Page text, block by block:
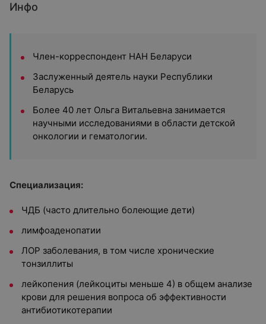
Инфо
Член-корреспондент НАН Беларуси
Заслуженный деятель науки Республики
Беларусь
Более 40 лет Ольга Витальевна занимается
научными исследованиями в области детской
онкологии и гематологии.
Специализация:
ЧДБ (часто длительно болеющие дети)
лимфоаденопатии
ЛОР заболевания, в том числе хронические
тонзиллиты
лейкопения (лейкоциты меньше 4) в общем анализе
крови для решения вопроса об эффективности
антибиотикотерапии